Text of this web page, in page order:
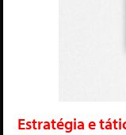
Estratégia e